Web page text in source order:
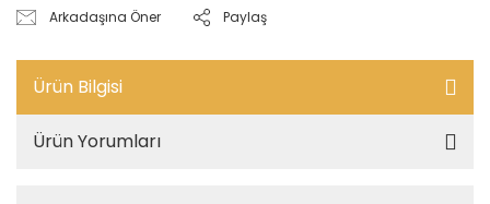
Arkadaşına Öner Paylaş
Ürün Bilgisi
Ürün Yorumları